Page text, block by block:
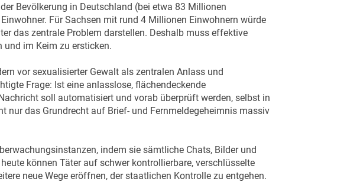
Bevölkerung in Deutschland (bei etwa 83 Millionen
Für Sachsen mit rund 4 Millionen Einwohnern würde
das zentrale Problem darstellen. Deshalb muss effektive
im Keim zu ersticken.
vor sexualisierter Gewalt als zentralen Anlass und
Frage: Ist eine anlasslose, flächendeckende
soll automatisiert und vorab überprüft werden, selbst in
nur das Grundrecht auf Brief- und Fernmeldegeheimnis massiv
indem sie sämtliche Chats, Bilder und
können Täter auf schwer kontrollierbare, verschlüsselte
neue Wege eröffnen, der staatlichen Kontrolle zu entgehen.